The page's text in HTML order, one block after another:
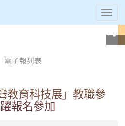
電子報列表
教育科技展」教職參
報名參加